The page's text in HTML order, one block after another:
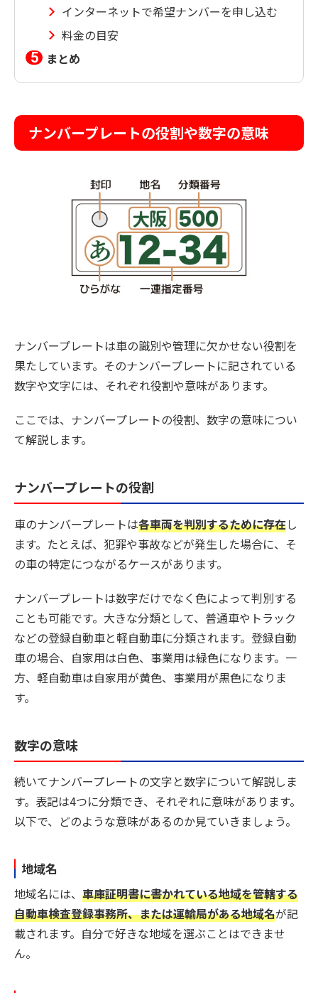
インターネットで希望ナンバーを申し込む
料金の目安
まとめ
ナンバープレートの役割や数字の意味
ナンバープレートは車の識別や管理に欠かせない役割を
果たしています。そのナンバープレートに記されている
数字や文字には、それぞれ役割や意味があります。
ここでは、ナンバープレートの役割、数字の意味につい
て解説します。
ナンバープレートの役割
車のナンバープレートは各車両を判別するために存在し
ます。たとえば、犯罪や事故などが発生した場合に、そ
の車の特定につながるケースがあります。
ナンバープレートは数字だけでなく色によって判別する
ことも可能です。大きな分類として、普通車やトラック
などの登録自動車と軽自動車に分類されます。登録自動
車の場合、自家用は白色、事業用は緑色になります。一
方、軽自動車は自家用が黄色、事業用が黒色になりま
す。
数字の意味
続いてナンバープレートの文字と数字について解説しま
す。表記は4つに分類でき、それぞれに意味があります。
以下で、どのような意味があるのか見ていきましょう。
地域名
地域名には、 車庫証明書に書かれている地域を管轄する
自動車検査登録事務所、または運輸局がある地域名が記
載されます。自分で好きな地域を選ぶことはできませ
ん。